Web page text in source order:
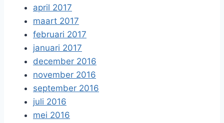
april 2017
maart 2017
februari 2017
januari 2017
december 2016
november 2016
september 2016
juli 2016
mei 2016